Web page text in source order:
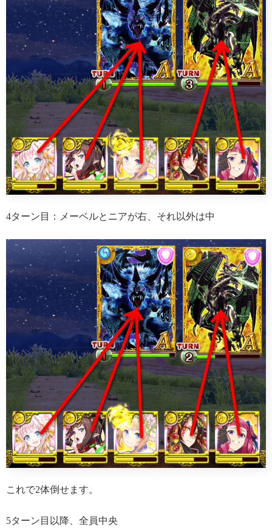
4ターン目：メーベルとニアが右、それ以外は中
これで2体倒せます。
5ターン目以降、全員中央